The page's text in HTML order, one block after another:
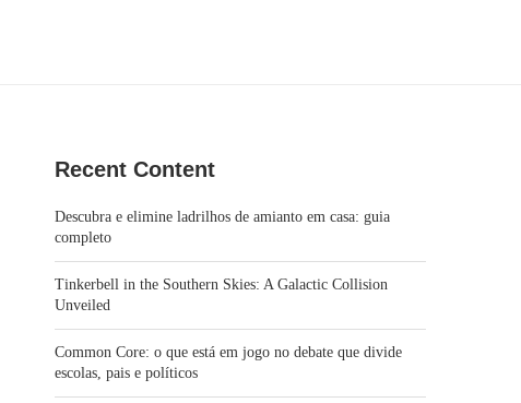
Recent Content
Descubra e elimine ladrilhos de amianto em casa: guia
completo
Tinkerbell in the Southern Skies: A Galactic Collision
Unveiled
Common Core: o que está em jogo no debate que divide
escolas, pais e políticos